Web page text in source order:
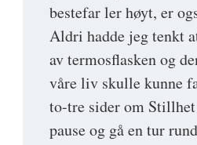
bestefar ler høyt, er
Aldri hadde jeg tenkt
av termosflasken og
våre liv skulle kunne
to-tre sider om
pause og gå en tur